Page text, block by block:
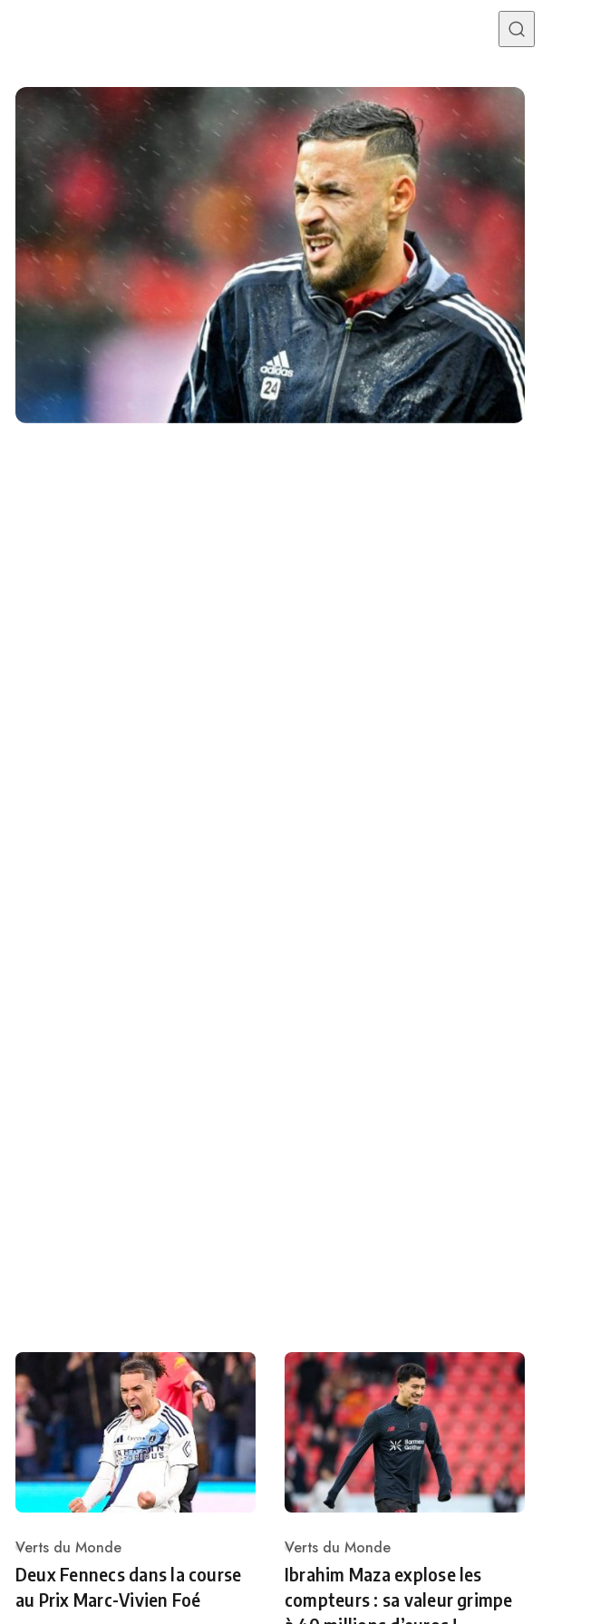
Category
Verts du Monde
Deux Fennecs dans la course
au Prix Marc-Vivien Foé
Category
Verts du Monde
Ibrahim Maza explose les
compteurs : sa valeur grimpe